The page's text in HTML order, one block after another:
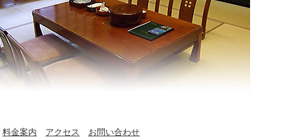
料金案内 アクセス お問い合わせ